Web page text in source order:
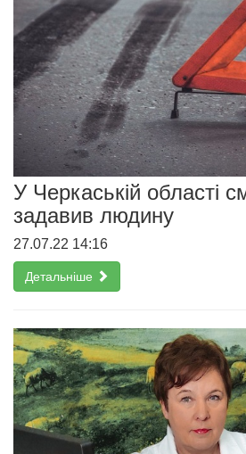
У Черкаській області
задавив людину
27.07.22 14:16
Детальніше